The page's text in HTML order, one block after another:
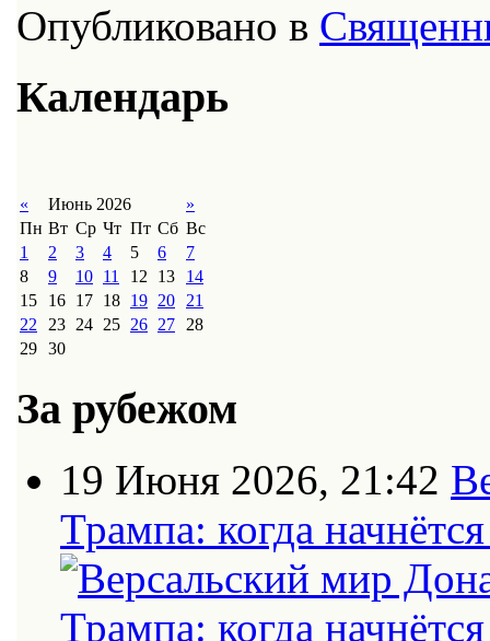
Опубликовано в
Календарь
« Июнь 2026
»
Пн Вт Ср Чт Пт Сб Вс
1
2 3 4 5 6
7
8
9 10 11 12 13
14
15
16 17 18 19 20
21
22
23 24 25 26 27
28
29 30
За рубежом
19 Июня 2026, 21:42
Трампа: когда